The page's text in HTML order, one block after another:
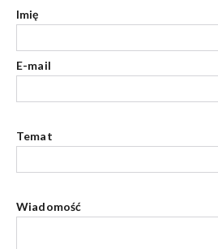
Imię
E-mail
Temat
Wiadomość